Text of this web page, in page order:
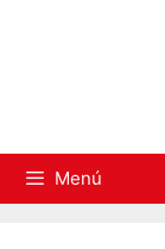
Menú